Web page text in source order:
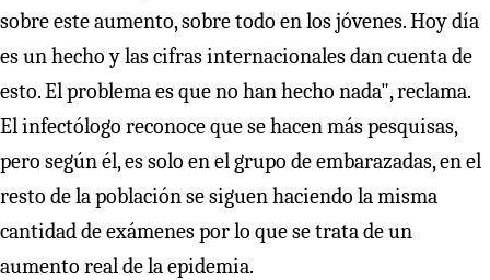
sobre este aumento, sobre todo en los jóvenes. Hoy día
es un hecho y las cifras internacionales dan cuenta de
esto. El problema es que no han hecho nada", reclama.
El infectólogo reconoce que se hacen más pesquisas,
pero según él, es solo en el grupo de embarazadas, en el
resto de la población se siguen haciendo la misma
cantidad de exámenes por lo que se trata de un
aumento real de la epidemia.